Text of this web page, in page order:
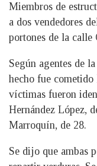
Miembros de
a dos vendedores
portones de la calle
Según agentes de
hecho fue
víctimas fueron
Hernández López,
Marroquín, de 28.
Se dijo que ambas